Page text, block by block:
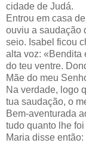
cidade de Judá.
Entrou em casa
ouviu a saudação
seio. Isabel ficou
alta voz: «Bendita
do teu ventre.
Mãe do meu
Na verdade, logo
tua saudação, o
Bem-aventurada
tudo quanto lhe
Maria disse então: